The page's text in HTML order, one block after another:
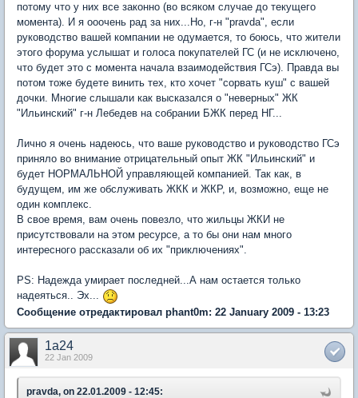
потому что у них все законно (во всяком случае до текущего
момента). И я ооочень рад за них...Но, г-н "pravda", если
руководство вашей компании не одумается, то боюсь, что жители
этого форума услышат и голоса покупателей ГС (и не исключено,
что будет это с момента начала взаимодействия ГСэ). Правда вы
потом тоже будете винить тех, кто хочет "сорвать куш" с вашей
дочки. Многие слышали как высказался о "неверных" ЖК
"Ильинский" г-н Лебедев на собрании БЖК перед НГ...
Лично я очень надеюсь, что ваше руководство и руководство ГСэ
приняло во внимание отрицательный опыт ЖК "Ильинский" и
будет НОРМАЛЬНОЙ управляющей компанией. Так как, в
будущем, им же обслуживать ЖКК и ЖКР, и, возможно, еще не
один комплекс.
В свое время, вам очень повезло, что жильцы ЖКИ не
присутствовали на этом ресурсе, а то бы они нам много
интересного рассказали об их "приключениях".
PS: Надежда умирает последней...А нам остается только
надеяться.. Эх...
Сообщение отредактировал phant0m: 22 January 2009 - 13:23
1a24
22 Jan 2009
pravda, on 22.01.2009 - 12:45: